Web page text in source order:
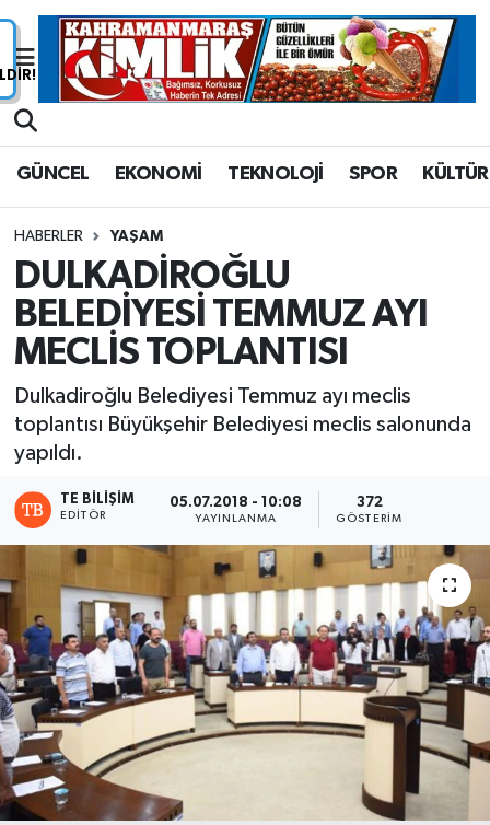
GÜNCEL EKONOMİ TEKNOLOJİ SPOR KÜLTÜR
HABERLER YAŞAM
DULKADİROĞLU
BELEDİYESİ TEMMUZ AYI
MECLİS TOPLANTISI
Dulkadiroğlu Belediyesi Temmuz ayı meclis
toplantısı Büyükşehir Belediyesi meclis salonunda
yapıldı.
TE BILIŞIM
EDITÖR
05.07.2018 - 10:08
YAYINLANMA
372
GÖSTERIM
Nöbetçi Eczaneler
Trafik Durumu
Süper Lig Puan Durumu ve Fikstür
Tüm Manşetler
Son Dakika Haberleri